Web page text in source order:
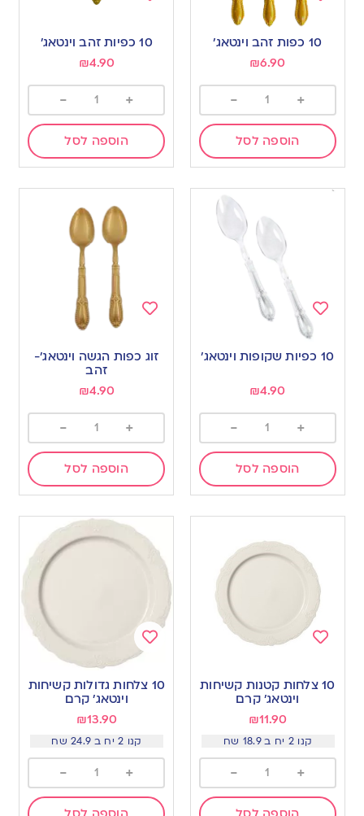
Add
wishlist
10 כפות זהב וינטאג’
₪6.90
+
-
הוספה לסל
wishlist
10 כפיות זהב וינטאג’
₪4.90
+
-
הוספה לסל
Add
to
10 כפיות שקופות וינטאג’
₪4.90
+
-
הוספה לסל
to
זוג כפות הגשה וינטאג’-
זהב
₪4.90
+
-
הוספה לסל
to
wishlist
10 צלחות קטנות קשיחות
וינטאג׳ קרם
₪11.90
קנו 2 יח ב 18.9 שח
+
-
Add
to
wishlist
10 צלחות גדולות קשיחות
וינטאג׳ קרם
₪13.90
קנו 2 יח ב 24.9 שח
+
-